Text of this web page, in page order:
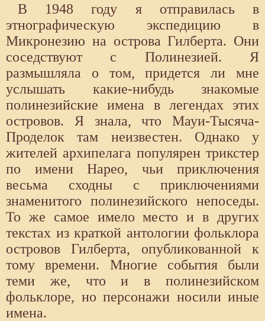
В 1948 году я отправилась в
этнографическую экспедицию в
Микронезию на острова Гилберта. Они
соседствуют с Полинезией. Я
размышляла о том, придется ли мне
услышать какие-нибудь знакомые
полинезийские имена в легендах этих
островов. Я знала, что Мауи-Тысяча-
Проделок там неизвестен. Однако у
жителей архипелага популярен трикстер
по имени Нарео, чьи приключения
весьма сходны с приключениями
знаменитого полинезийского непоседы.
То же самое имело место и в других
текстах из краткой антологии фольклора
островов Гилберта, опубликованной к
тому времени. Многие события были
теми же, что и в полинезийском
фольклоре, но персонажи носили иные
имена.